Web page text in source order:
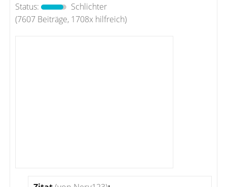
Status:
Schlichter
(7607 Beiträge, 1708x hilfreich)